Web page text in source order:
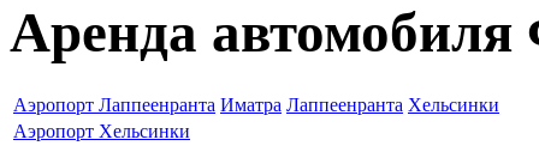
Аренда
Аэропорт Лаппеенранта Иматра Лаппеенранта Хельсинки
Аэропорт Хельсинки